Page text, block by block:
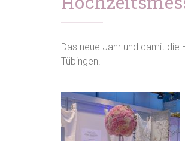
Das neue Jahr und damit
Tübingen.